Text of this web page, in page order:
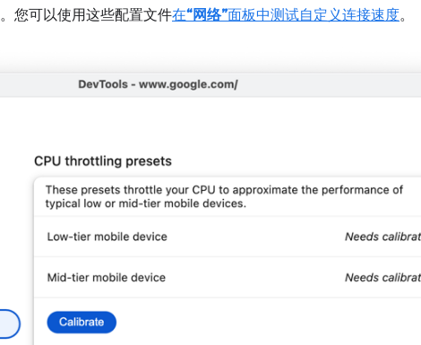
您可以使用这些配置文件在“网络”面板中测试自定义连接速度。